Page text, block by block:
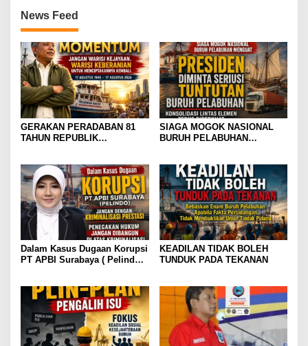
News Feed
GERAKAN PERADABAN 81
TAHUN REPUBLIK
KEJAYAAN. WARISI
KEBERANIAN UNTUK
MENCIPTAKANNYA KEMBALI
SIAGA MOGOK NASIONAL
BURUH PELABUHAN
BURUH PELABUHAN,
KONSOLIDASI LINTAS
ELEMEN DEWAN BURUH
PELABUHAN INDONESIA
TERUS DIPERKUAT
Dalam Kasus Dugaan Korupsi
PT APBI Surabaya ( Pelindo
Jangan Dibangun di Atas
Kriminalisasi
KEADILAN TIDAK BOLEH
TUNDUK PADA TEKANAN